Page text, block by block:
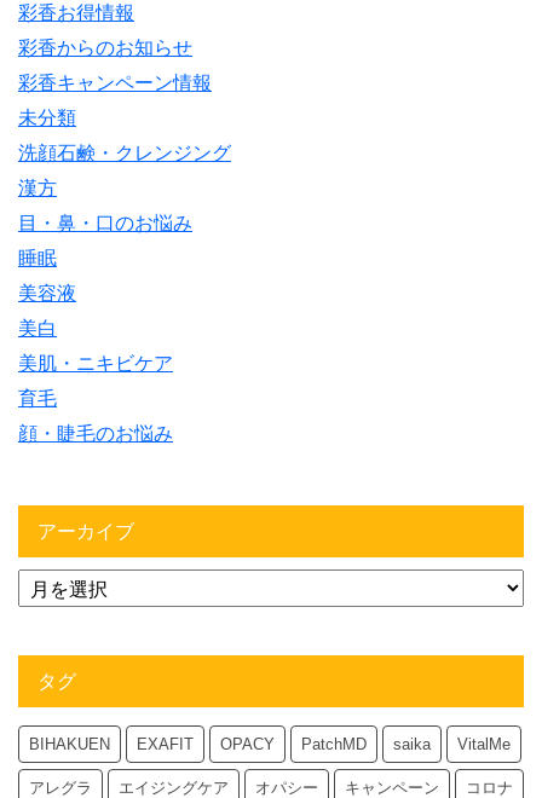
彩香お得情報
彩香からのお知らせ
彩香キャンペーン情報
未分類
洗顔石鹸・クレンジング
漢方
目・鼻・口のお悩み
睡眠
美容液
美白
美肌・ニキビケア
育毛
顔・睫毛のお悩み
アーカイブ
タグ
BIHAKUEN EXAFIT OPACY PatchMD saika VitalMe
アレグラ エイジングケア オパシー キャンペーン コロナ